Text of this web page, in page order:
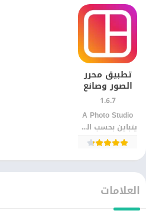
تطبيق محرر
الصور وصانع
الفن التصويري
– للأندرويد
مجانًا
1.6.7
A Photo Studio‏
يتباين بحسب الجهاز
العلامات